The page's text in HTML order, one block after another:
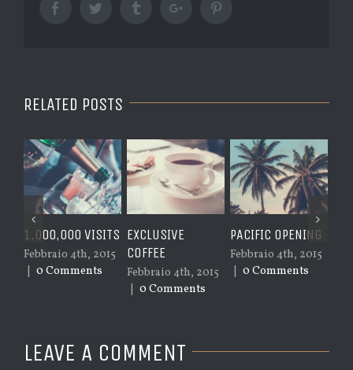
FacebookTwitter TumblrGoogle+
RELATED POSTS
VISITS
4th, 2015
EXCLUSIVE
COFFEE
Febbraio 4th, 2015
0 Comments
PACIFIC OPENING
Febbraio 4th, 2015
| 0 Comments
SYDNEY
Gennaio 4th,
| 0
LEAVE A COMMENT